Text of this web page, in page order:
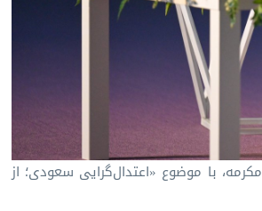
با موضوع «اعتدال‌گرایی سعودی؛ از